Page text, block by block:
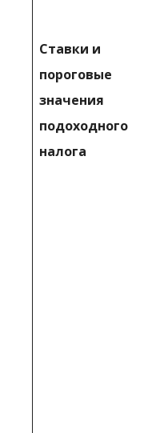
Ставки и
пороговые
значения
подоходного
налога